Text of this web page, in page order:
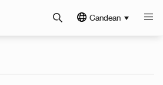
Candean